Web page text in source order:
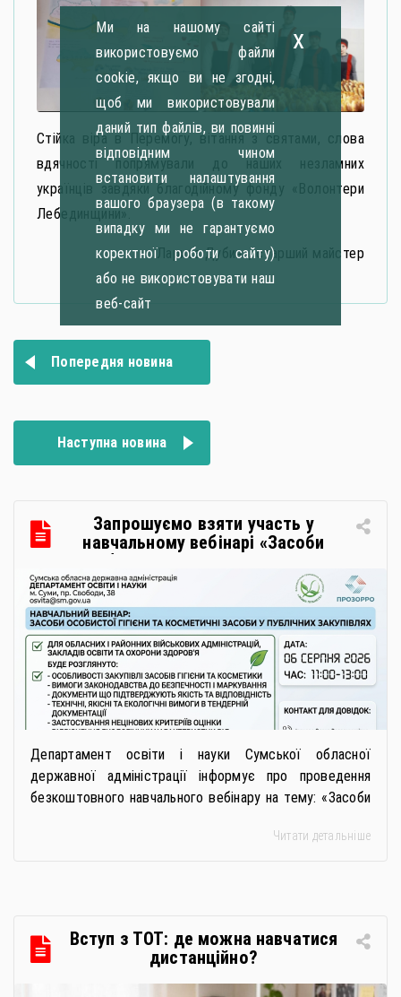
Стійка віра в Перемогу, вітання з святами, слова
вдячності попрямували до наших незламних
українців завдяки благодійному фонду «Волонтери
Лебединщини».
Лариса Дубина, старший майстер
Навігація
записів
Попередня новина
Наступна новина
Запрошуємо взяти участь у
навчальному вебінарі «Засоби
особистої гігієни та косметичні
засоби у публічних закупівлях: як
сформувати вимоги та обрати
безпечну і якісну продукцію»
Департамент освіти і науки Сумської обласної
державної адміністрації інформує про проведення
безкоштовного навчального вебінару на тему: «Засоби
закупівлях: як сформувати вимоги та обрати безпечну і
Читати детальніше
Вступ з ТОТ: де можна навчатися
дистанційно?
Ми на нашому сайті
використовуємо файли
cookie, якщо ви не згодні,
щоб ми використовували
даний тип файлів, ви повинні
відповідним чином
встановити налаштування
вашого браузера (в такому
випадку ми не гарантуємо
коректної роботи сайту)
або не використовувати наш
веб-сайт
x